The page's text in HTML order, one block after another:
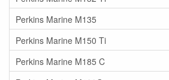
Perkins Marine M135
Perkins Marine M150 Ti
Perkins Marine M185 C